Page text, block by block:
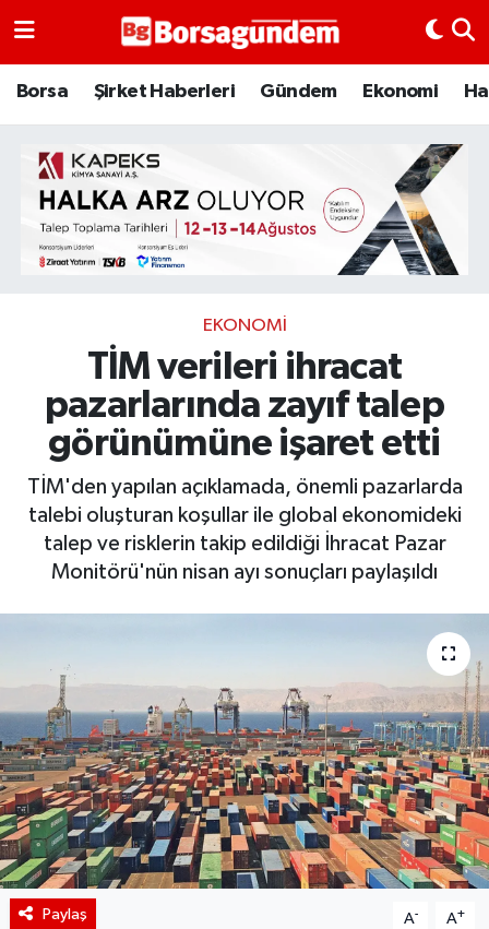
Borsa Şirket Haberleri Gündem Ekonomi
EKONOMI
TİM verileri ihracat
pazarlarında zayıf talep
görünümüne işaret etti
TİM'den yapılan açıklamada, önemli pazarlarda
talebi oluşturan koşullar ile global ekonomideki
talep ve risklerin takip edildiği İhracat Pazar
Monitörü'nün nisan ayı sonuçları paylaşıldı
Paylaş A- A+
Borsa
Emtia
Galeri
Şirket Haberleri
BIST 100 Isı Haritası
Coin Isı Haritası
Kiripto Para Piyasası
Gizlilik Sözleşmesi
Hakkımızda
İletişim